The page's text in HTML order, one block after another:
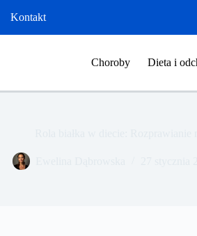
Kontakt
Choroby Dieta i